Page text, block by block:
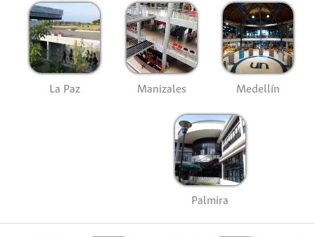
La Paz Manizales Medellín
Palmira